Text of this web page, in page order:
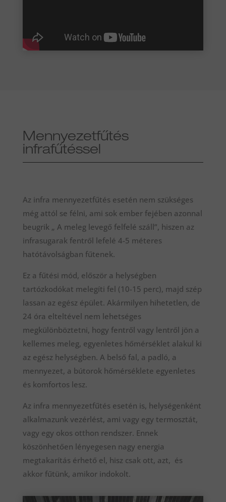
Mennyezetfűtés
infrafűtéssel
Az infra mennyezetfűtés esetén nem szükséges
még attól se félni, ami sok ember fejében azonnal
beugrik „ A meleg levegő felfelé száll”, hiszen az
infrasugarak fentről lefelé 4-5 méteres
hatótávolságban fűtenek.
Ez a fűtési mód, először a helységben
tartózkodókat melegíti fel (10-15 perc), majd szép
lassan az egész épület. Akármilyen hihetetlen, de
24 óra elteltével nem lehetséges
megkülönböztetni, hogy fentről vagy lentről jön a
kellemes meleg, egyenletes hőmérséklet alakul ki
az egész helységben. A belső fal, a padló, a
mennyezet, a bútorok hőmérséklete egyenletes
és komfortos lesz.
Az infra mennyezetfűtés esetén is, helységenként
alkalmazunk vezérlést, ami vagy egy termosztát,
vagy egy okos otthon rendszer. Ennek
köszönhetően lényegesen nagy energia
megtakarítás érhető el, hisz csak ott, azt, és
akkor fűtünk, amikor indokolt.